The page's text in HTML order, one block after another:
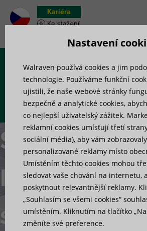
Kariéra
Ke stažení
Servisní
lávky /
schody
Nastavení
Walraven používá cookies a jim
technologie. Používáme funkční
ujistili, že naše webové stránky
bezpečně a analytické cookies,
co nejlepší uživatelský zážitek.
reklamní cookies umísťují třetí
sociální média), aby vám zobrazovaly
personalizované reklamy místo
Umístěním těchto cookies mohou
sledovat vaše chování na internetu,
poskytnout relevantnější reklamy.
„Souhlasím se všemi cookies“
umístěním. Kliknutím na tlačítko
změníte své preference.